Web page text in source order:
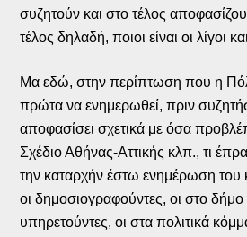
συζητούν και στο τέλος
τέλος δηλαδή, ποιοι είναι οι λίγοι
Μα εδώ, στην περίπτωση που η
πρώτα να ενημερωθεί, πριν
αποφασίσει σχετικά με όσα
Σχέδιο Αθήνας-Αττικής κλπ., τι
την καταρχήν έστω ενημέρωση
οι δημοσιογραφούντες, οι στο δήμο
υπηρετούντες, οι στα πολιτικά